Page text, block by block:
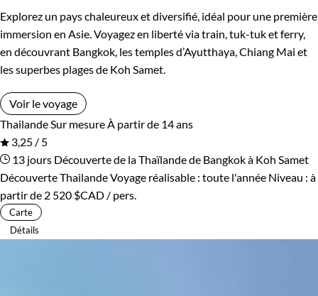
Explorez un pays chaleureux et diversifié, idéal pour une première
immersion en Asie. Voyagez en liberté via train, tuk-tuk et ferry,
en découvrant Bangkok, les temples d’Ayutthaya, Chiang Mai et
les superbes plages de Koh Samet.
Voir le voyage
Thailande Sur mesure À partir de 14 ans
3,25 / 5
13 jours Découverte de la Thaïlande de Bangkok à Koh Samet
Découverte ThailandeVoyage réalisable : toute l'année Niveau : à
partir de 2 520 $CAD / pers.
Carte
Détails